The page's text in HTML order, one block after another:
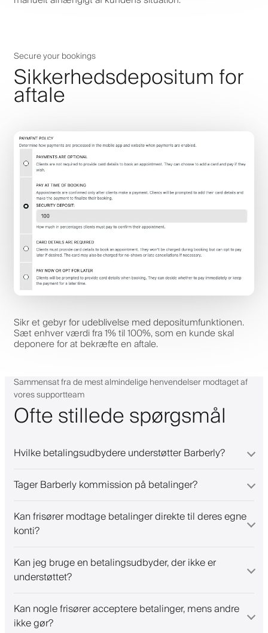
Secure your bookings
Sikkerhedsdepositum for
aftale
Sikr et gebyr for udeblivelse med depositumfunktionen.
Sæt enhver værdi fra 1% til 100%, som en kunde skal
deponere for at bekræfte en aftale.
Sammensat fra de mest almindelige henvendelser modtaget af
vores supportteam
Ofte stillede spørgsmål
Hvilke betalingsudbydere understøtter Barberly?
Tager Barberly kommission på betalinger?
Kan frisører modtage betalinger direkte til deres egne
konti?
Kan jeg bruge en betalingsudbyder, der ikke er
understøttet?
Kan nogle frisører acceptere betalinger, mens andre
ikke gør?